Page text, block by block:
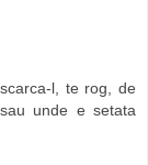
l, te rog, de
unde e setata